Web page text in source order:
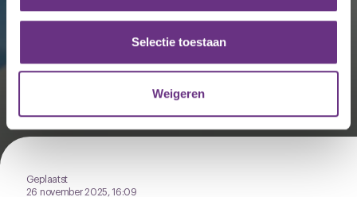
partners voor social media, adverteren en analyse. Deze
partners kunnen deze gegevens combineren met andere
verzameld op basis van uw gebruik van hun services.
U kunt uw toestemming op elk moment wijzigen of
intrekken via decookieverklaringof door te klikken op
pagina.
Selectie toestaan
Weigeren
Onderhandelingen cao UMC
schieten niet op
Geplaatst
26 november 2025, 16:09